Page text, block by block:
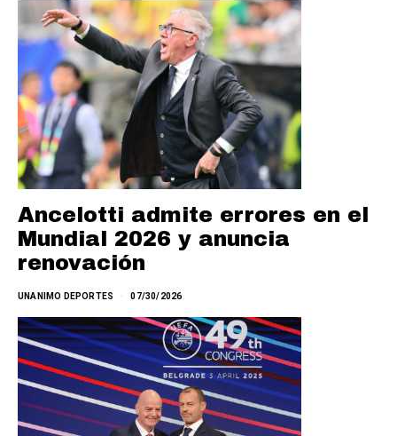
Ancelotti admite errores en el
Mundial 2026 y anuncia
renovación
UNANIMO DEPORTES 07/30/2026